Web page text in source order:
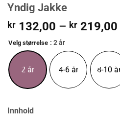
Yndig Jakke
kr 132,00 – kr 219,00
Velg størrelse : 2 år
2 år 4-6 år 8-10 år
Innhold